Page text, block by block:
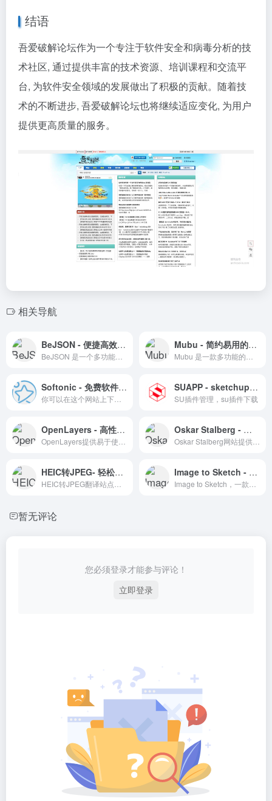
结语
吾爱破解论坛作为一个专注于软件安全和病毒分析的技
术社区, 通过提供丰富的技术资源、培训课程和交流平
台, 为软件安全领域的发展做出了积极的贡献。随着技
术的不断进步, 吾爱破解论坛也将继续适应变化, 为用户
提供更高质量的服务。
相关导航
BeJSON - 便捷高效的图片转SVG在线工具 Mubu - 简约易用的在线笔记与思维导图工具
Softonic - 免费软件和应用下载 SUAPP - sketchup辅助插件
SU插件管理，su插件下载
OpenLayers - 高性能的地图库 Oskar Stalberg - 旧世纪城堡在线生成工具
HEIC转JPEG- 轻松转换图片格式 Image to Sketch - 在线将图片转换为素描与手绘风格
暂无评论
您必须登录才能参与评论！
立即登录